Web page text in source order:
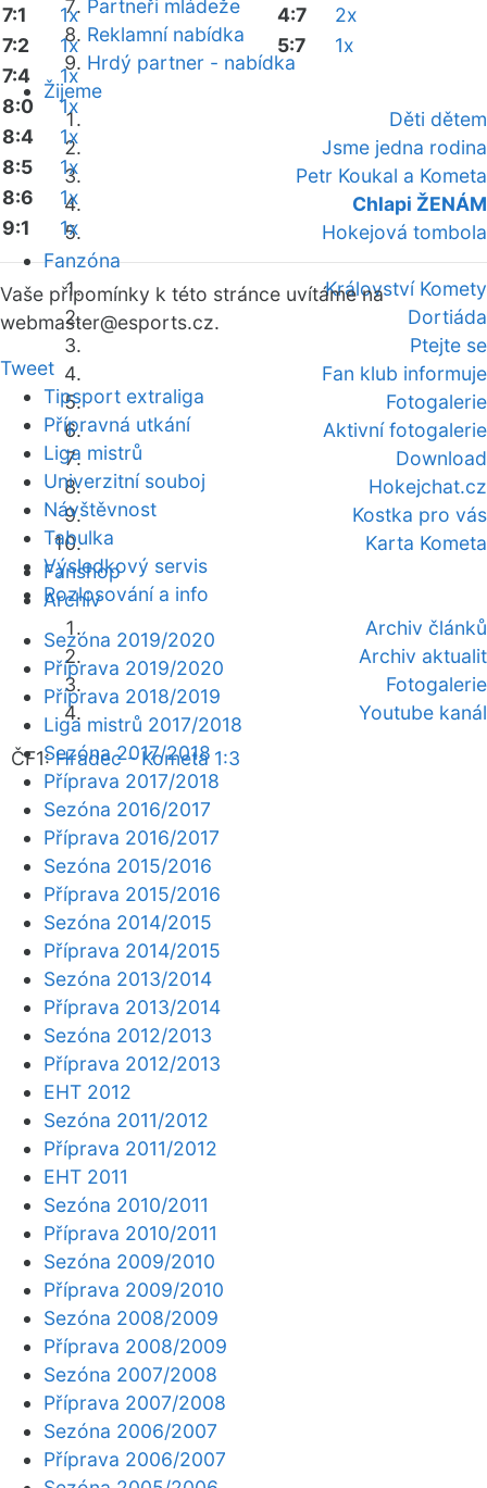
Partneři mládeže
Reklamní nabídka
Hrdý partner - nabídka
Žijeme
Děti dětem
Jsme jedna rodina
Petr Koukal a Kometa
Chlapi ŽENÁM
Hokejová tombola
Fanzóna
Království Komety
Dortiáda
Ptejte se
Fan klub informuje
Fotogalerie
Aktivní fotogalerie
Download
Hokejchat.cz
Kostka pro vás
Karta Kometa
Fanshop
Archiv
Archiv článků
Archiv aktualit
Fotogalerie
Youtube kanál
ČF1:Hradec - Kometa 1:3
7:1
1x
7:2
1x
7:4
1x
8:0
1x
8:4
1x
8:5
1x
8:6
1x
9:1
1x
4:7
2x
5:7
1x
Vaše připomínky k této stránce uvítáme na
webmaster@esports.cz.
Tweet
Tipsport extraliga
Přípravná utkání
Liga mistrů
Univerzitní souboj
Návštěvnost
Tabulka
Výsledkový servis
Rozlosování a info
Sezóna 2019/2020
Příprava 2019/2020
Příprava 2018/2019
Liga mistrů 2017/2018
Sezóna 2017/2018
Příprava 2017/2018
Sezóna 2016/2017
Příprava 2016/2017
Sezóna 2015/2016
Příprava 2015/2016
Sezóna 2014/2015
Příprava 2014/2015
Sezóna 2013/2014
Příprava 2013/2014
Sezóna 2012/2013
Příprava 2012/2013
EHT 2012
Sezóna 2011/2012
Příprava 2011/2012
EHT 2011
Sezóna 2010/2011
Příprava 2010/2011
Sezóna 2009/2010
Příprava 2009/2010
Sezóna 2008/2009
Příprava 2008/2009
Sezóna 2007/2008
Příprava 2007/2008
Sezóna 2006/2007
Příprava 2006/2007